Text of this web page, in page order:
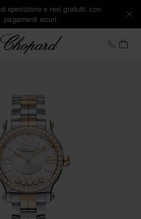
spedizione e resi gratuiti, con
pagamenti sicuri.
Chopard +41
IL